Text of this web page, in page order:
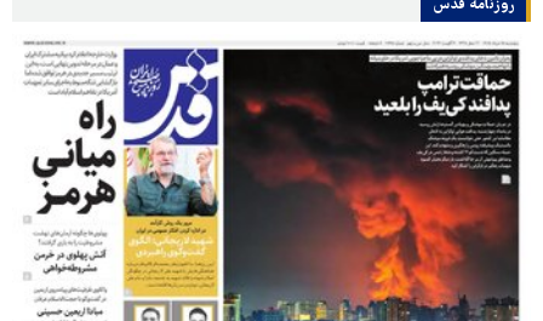
روزنامه قدس